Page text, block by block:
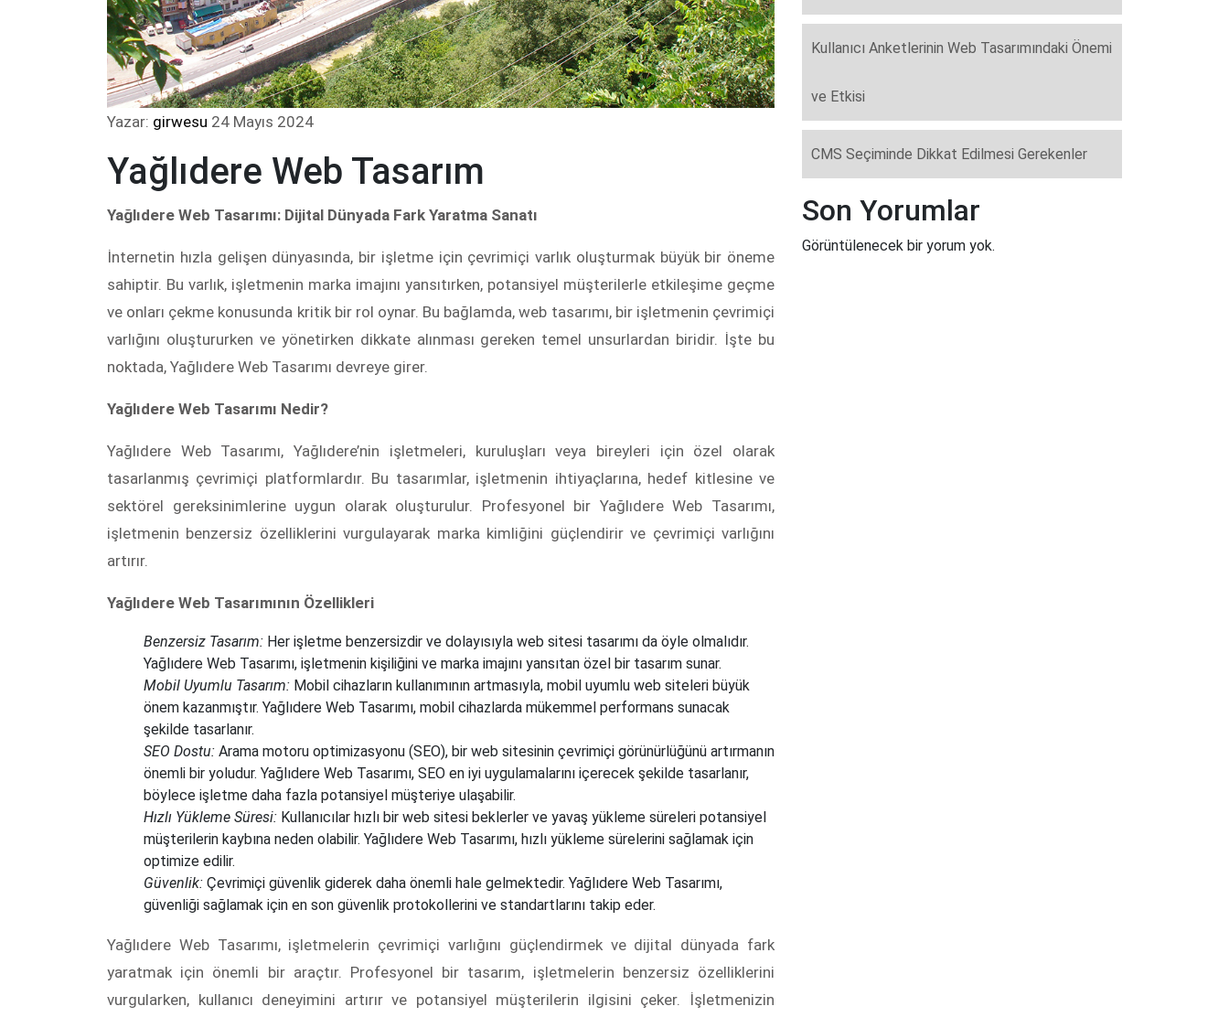
Yazar: girwesu 24 Mayıs 2024
Yağlıdere Web Tasarım
Yağlıdere Web Tasarımı: Dijital Dünyada Fark Yaratma Sanatı
İnternetin hızla gelişen dünyasında, bir işletme için çevrimiçi varlık oluşturmak büyük bir öneme
sahiptir. Bu varlık, işletmenin marka imajını yansıtırken, potansiyel müşterilerle etkileşime geçme
ve onları çekme konusunda kritik bir rol oynar. Bu bağlamda, web tasarımı, bir işletmenin çevrimiçi
varlığını oluştururken ve yönetirken dikkate alınması gereken temel unsurlardan biridir. İşte bu
noktada, Yağlıdere Web Tasarımı devreye girer.
Yağlıdere Web Tasarımı Nedir?
Yağlıdere Web Tasarımı, Yağlıdere’nin işletmeleri, kuruluşları veya bireyleri için özel olarak
tasarlanmış çevrimiçi platformlardır. Bu tasarımlar, işletmenin ihtiyaçlarına, hedef kitlesine ve
sektörel gereksinimlerine uygun olarak oluşturulur. Profesyonel bir Yağlıdere Web Tasarımı,
işletmenin benzersiz özelliklerini vurgulayarak marka kimliğini güçlendirir ve çevrimiçi varlığını
artırır.
Yağlıdere Web Tasarımının Özellikleri
Benzersiz Tasarım: Her işletme benzersizdir ve dolayısıyla web sitesi tasarımı da öyle olmalıdır.
Yağlıdere Web Tasarımı, işletmenin kişiliğini ve marka imajını yansıtan özel bir tasarım sunar.
Mobil Uyumlu Tasarım: Mobil cihazların kullanımının artmasıyla, mobil uyumlu web siteleri büyük
önem kazanmıştır. Yağlıdere Web Tasarımı, mobil cihazlarda mükemmel performans sunacak
şekilde tasarlanır.
SEO Dostu: Arama motoru optimizasyonu (SEO), bir web sitesinin çevrimiçi görünürlüğünü artırmanın
önemli bir yoludur. Yağlıdere Web Tasarımı, SEO en iyi uygulamalarını içerecek şekilde tasarlanır,
böylece işletme daha fazla potansiyel müşteriye ulaşabilir.
Hızlı Yükleme Süresi: Kullanıcılar hızlı bir web sitesi beklerler ve yavaş yükleme süreleri potansiyel
müşterilerin kaybına neden olabilir. Yağlıdere Web Tasarımı, hızlı yükleme sürelerini sağlamak için
optimize edilir.
Güvenlik: Çevrimiçi güvenlik giderek daha önemli hale gelmektedir. Yağlıdere Web Tasarımı,
güvenliği sağlamak için en son güvenlik protokollerini ve standartlarını takip eder.
Yağlıdere Web Tasarımı, işletmelerin çevrimiçi varlığını güçlendirmek ve dijital dünyada fark
yaratmak için önemli bir araçtır. Profesyonel bir tasarım, işletmelerin benzersiz özelliklerini
vurgularken, kullanıcı deneyimini artırır ve potansiyel müşterilerin ilgisini çeker. İşletmenizin
Kullanıcı Anketlerinin Web Tasarımındaki Önemi
ve Etkisi
CMS Seçiminde Dikkat Edilmesi Gerekenler
Son Yorumlar
Görüntülenecek bir yorum yok.